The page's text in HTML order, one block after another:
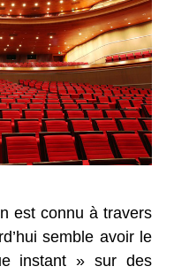
est connu à travers
semble avoir le
instant » sur des